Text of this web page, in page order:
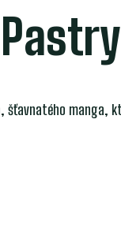
šťavnatého